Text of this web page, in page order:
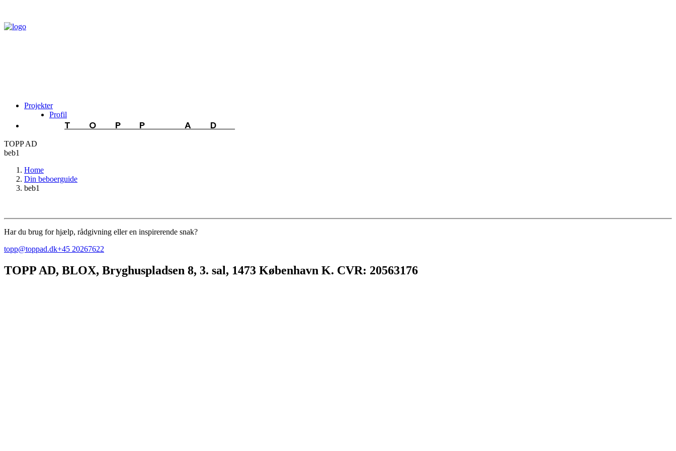
Projekter
Profil
TOPP AD
TOPP AD
beb1
Home
Din beboerguide
beb1
Har du brug for hjælp, rådgivning eller en inspirerende snak?
topp@toppad.dk+45 20267622
TOPP AD, BLOX, Bryghuspladsen 8, 3. sal, 1473 København K. CVR: 20563176